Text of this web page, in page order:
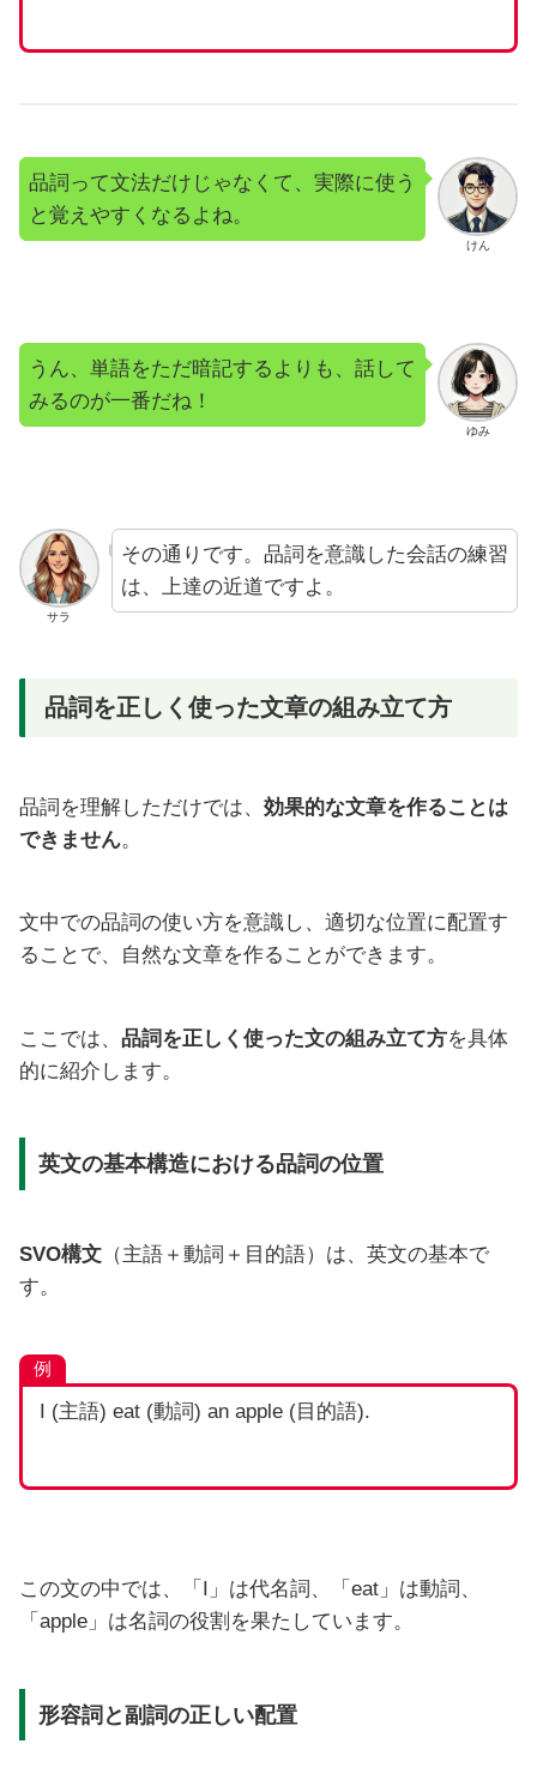
けん
品詞って文法だけじゃなくて、実際に使う
と覚えやすくなるよね。
ゆみ
うん、単語をただ暗記するよりも、話して
みるのが一番だね！
サラ
その通りです。品詞を意識した会話の練習
は、上達の近道ですよ。
品詞を正しく使った文章の組み立て方
品詞を理解しただけでは、 効果的な文章を作ることは
できません。
文中での品詞の使い方を意識し、適切な位置に配置す
ることで、自然な文章を作ることができます。
ここでは、 品詞を正しく使った文の組み立て方を具体
的に紹介します。
英文の基本構造における品詞の位置
SVO構文 （主語＋動詞＋目的語）は、英文の基本で
す。
例
I (主語) eat (動詞) an apple (目的語).
この文の中では、「I」は代名詞、「eat」は動詞、
「apple」は名詞の役割を果たしています。
形容詞と副詞の正しい配置